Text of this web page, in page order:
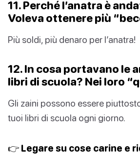
11. Perché l’anatra è
Voleva ottenere più
Più soldi, più denaro per l’anatra!
12. In cosa portavano le
libri di scuola? Nei loro
Gli zaini possono essere
tuoi libri di scuola ogni giorno.
👉 Legare su cose carine e